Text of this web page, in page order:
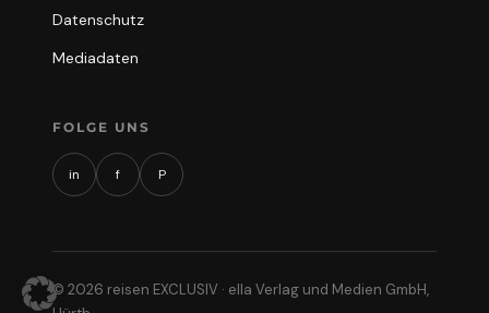
Datenschutz
Mediadaten
FOLGE UNS
in f P
© 2026 reisen EXCLUSIV · ella Verlag und Medien GmbH,